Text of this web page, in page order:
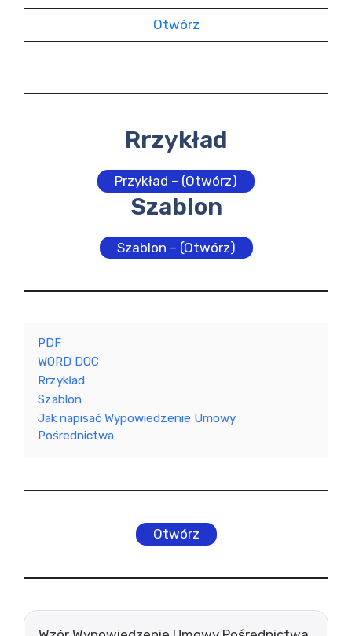
Otwórz
Rrzykład
Przykład – (Otwórz)
Szablon
Szablon – (Otwórz)
PDF
WORD DOC
Rrzykład
Szablon
Jak napisać Wypowiedzenie Umowy
Pośrednictwa
Otwórz